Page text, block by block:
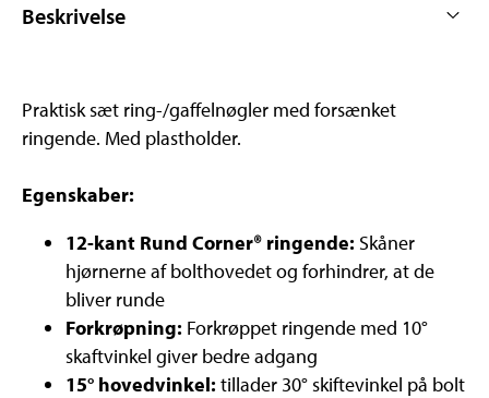
Beskrivelse
Praktisk sæt ring-/gaffelnøgler med forsænket
ringende. Med plastholder.
Egenskaber:
12-kant Rund Corner® ringende: Skåner
hjørnerne af bolthovedet og forhindrer, at de
bliver runde
Forkrøpning: Forkrøppet ringende med 10°
skaftvinkel giver bedre adgang
15° hovedvinkel: tillader 30° skiftevinkel på bolt